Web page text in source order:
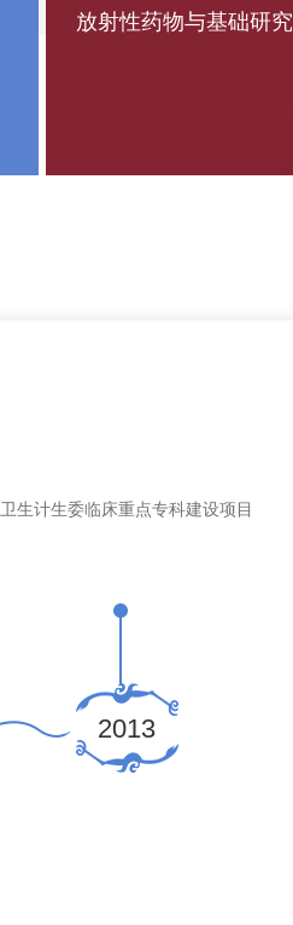
放射性药物与基础研究
2013
卫生计生委临床重点专科建设项目